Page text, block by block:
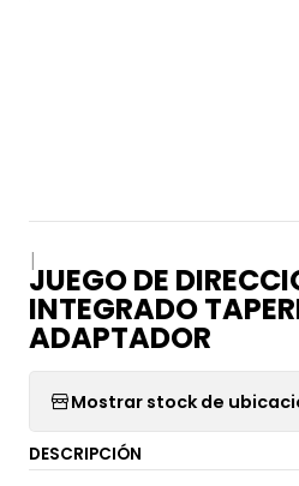
|
JUEGO DE
INTEGRADO
ADAPTADOR
Mostrar stock de
DESCRIPCIÓN